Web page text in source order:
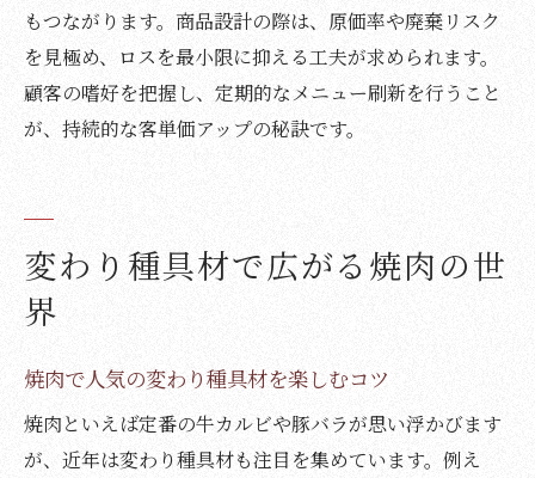
もつながります。商品設計の際は、原価率や廃棄リスク
を見極め、ロスを最小限に抑える工夫が求められます。
顧客の嗜好を把握し、定期的なメニュー刷新を行うこと
が、持続的な客単価アップの秘訣です。
変わり種具材で広がる焼肉の世
界
焼肉で人気の変わり種具材を楽しむコツ
焼肉といえば定番の牛カルビや豚バラが思い浮かびます
が、近年は変わり種具材も注目を集めています。例え